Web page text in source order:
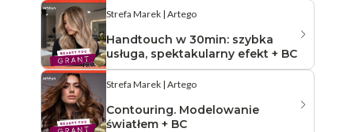
Strefa Marek | Artego
Handtouch w 30min: szybka
usługa, spektakularny efekt + BC
Strefa Marek | Artego
Contouring. Modelowanie
światłem + BC